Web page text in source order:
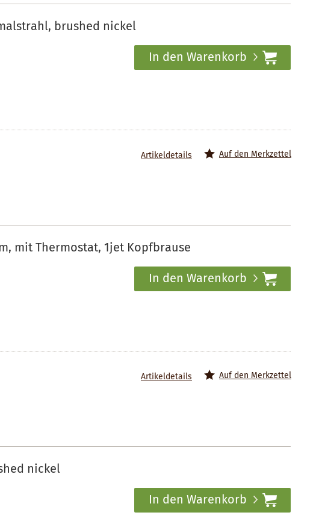
brushed nickel
In den Warenkorb
Auf den Merkzettel
Artikeldetails
mit Thermostat, 1jet Kopfbrause
In den Warenkorb
Auf den Merkzettel
Artikeldetails
nickel
In den Warenkorb